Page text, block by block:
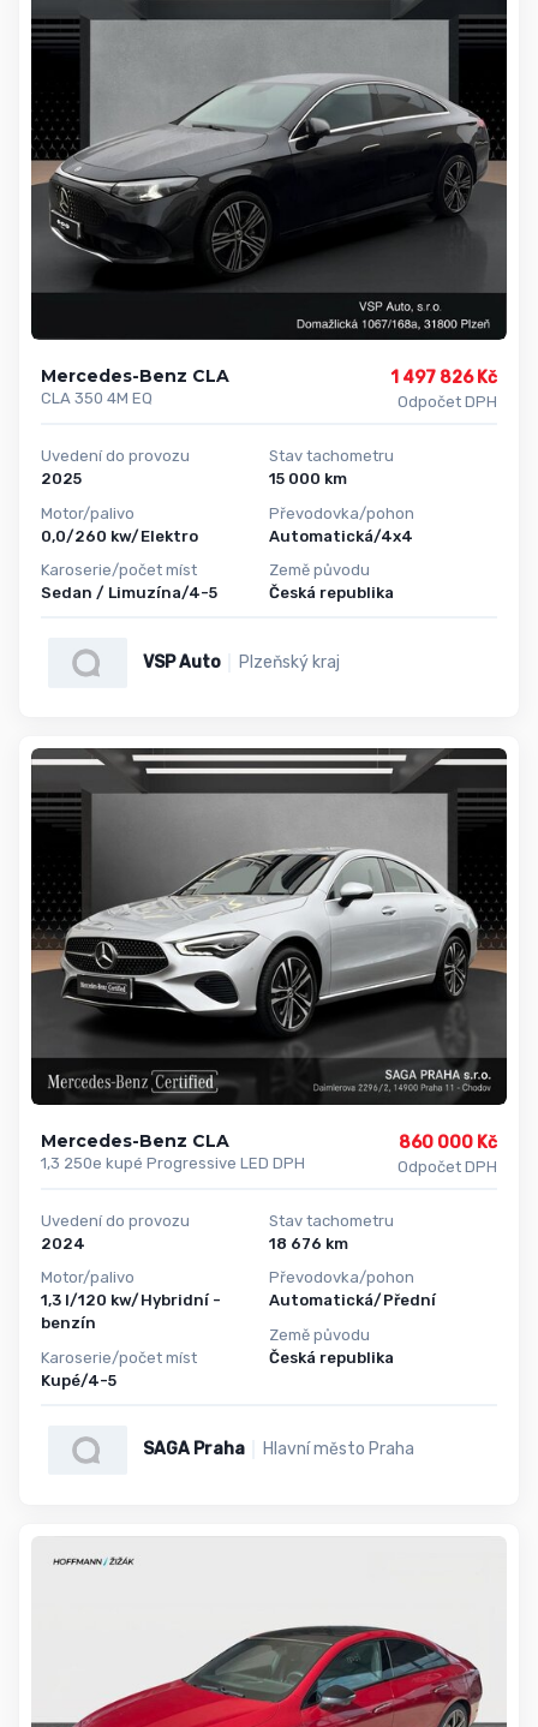
Mercedes-Benz CLA
CLA 350 4M EQ
1 497 826 Kč
Odpočet DPH
Uvedení do provozu
2025
Motor/palivo
0,0/260 kw/Elektro
Karoserie/počet míst
Sedan / Limuzína/4-5
Stav tachometru
15 000 km
Převodovka/pohon
Automatická/4x4
Země původu
Česká republika
VSP Auto Plzeňský kraj
Mercedes-Benz CLA
1,3 250e kupé Progressive LED DPH
860 000 Kč
Odpočet DPH
Uvedení do provozu
2024
Motor/palivo
1,3 l/120 kw/Hybridní -
benzín
Karoserie/počet míst
Kupé/4-5
Stav tachometru
18 676 km
Převodovka/pohon
Automatická/Přední
Země původu
Česká republika
SAGA Praha Hlavní město Praha